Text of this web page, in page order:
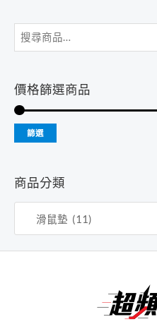
價格篩選商品
篩選
商品分類